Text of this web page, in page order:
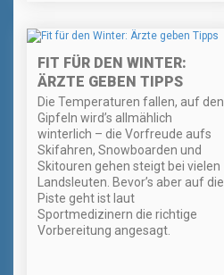
FIT FÜR DEN WINTER:
ÄRZTE GEBEN TIPPS
Die Temperaturen fallen, auf den
Gipfeln wird’s allmählich
winterlich – die Vorfreude aufs
Skifahren, Snowboarden und
Skitouren gehen steigt bei vielen
Landsleuten. Bevor’s aber auf die
Piste geht ist laut
Sportmedizinern die richtige
Vorbereitung angesagt.